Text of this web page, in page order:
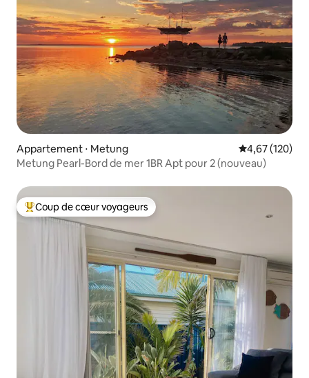
Appartement ⋅ Metung Évaluation
4,67 (120)
Metung Pearl-Bord de mer 1BR Apt pour 2 (nouveau)
Coups de cœur voyageurs les plus appréciés
Coup de cœur voyageurs